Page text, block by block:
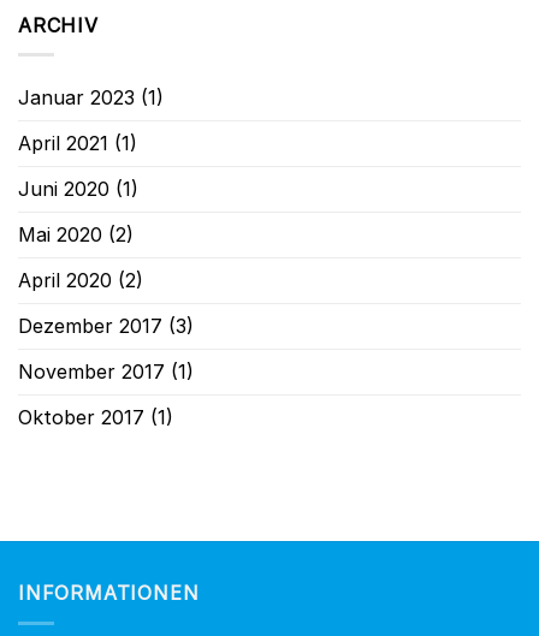
ARCHIV
Januar 2023 (1)
April 2021 (1)
Juni 2020 (1)
Mai 2020 (2)
April 2020 (2)
Dezember 2017 (3)
November 2017 (1)
Oktober 2017 (1)
INFORMATIONEN